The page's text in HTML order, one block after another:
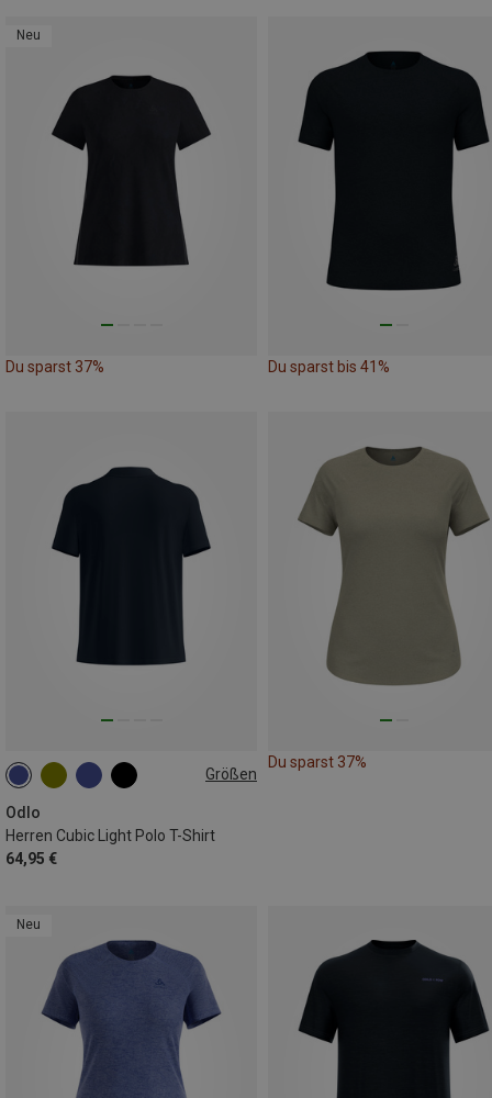
Neu
Du sparst 37% Du sparst bis 41%
Größen
Odlo
Herren Cubic Light Polo T-Shirt
64,95 €
S M L XL
Du sparst 37%
Neu